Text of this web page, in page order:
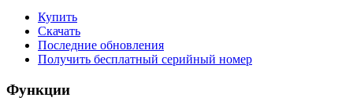
Купить
Скачать
Последние обновления
Получить бесплатный серийный номер
Функции